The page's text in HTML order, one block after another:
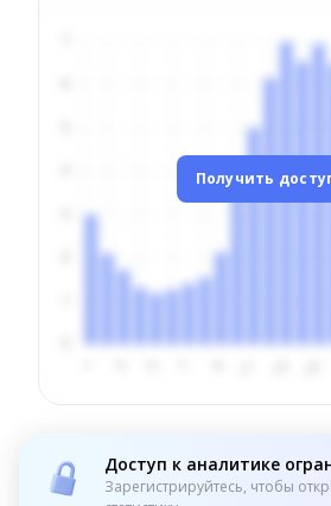
Получить
Доступ к аналитике
Зарегистрируйтесь, чтобы